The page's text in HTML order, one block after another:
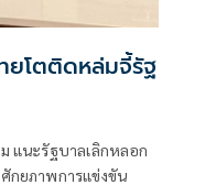
ยโตติดหล่มจี้รัฐ
แนะรัฐบาลเลิกหลอก
กยภาพการแข่งขัน